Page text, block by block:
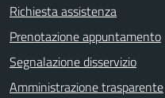
Richiesta assistenza
Prenotazione appuntamento
Segnalazione disservizio
Amministrazione trasparente